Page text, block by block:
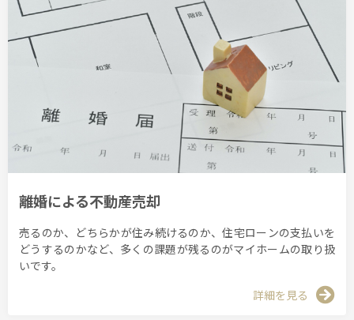
離婚による不動産売却
売るのか、どちらかが住み続けるのか、住宅ローンの支払いを
どうするのかなど、多くの課題が残るのがマイホームの取り扱
いです。
詳細を見る